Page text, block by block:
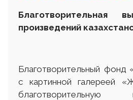
Благотворительная
произведений
Благотворительный фонд
с картинной галереей
благотворительную